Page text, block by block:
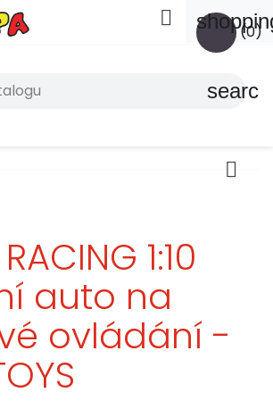
(0)

search

1:10
auto na
ovládání -